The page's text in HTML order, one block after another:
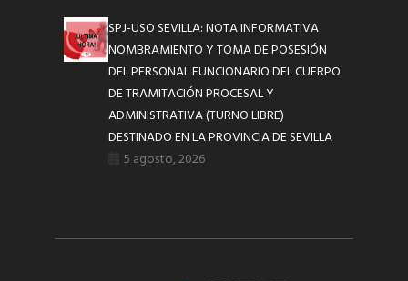
SPJ-USO SEVILLA: NOTA INFORMATIVA
NOMBRAMIENTO Y TOMA DE POSESIÓN
DEL PERSONAL FUNCIONARIO DEL CUERPO
DE TRAMITACIÓN PROCESAL Y
ADMINISTRATIVA (TURNO LIBRE)
DESTINADO EN LA PROVINCIA DE SEVILLA
5 agosto, 2026